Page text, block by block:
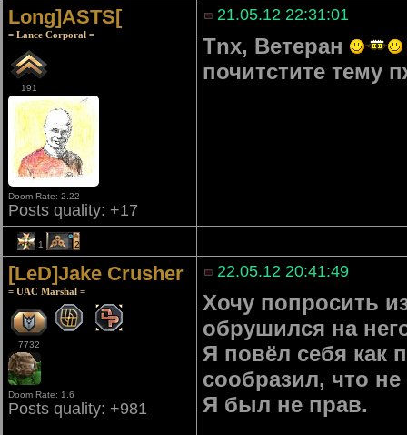
Long]ASTS[
= Lance Corporal =
191
Doom Rate: 2.22
Posts quality: +17
21.05.12 22:31:01
Tnx, Ветеран
почитстите тему
1 2
[LeD]Jake Crusher
= UAC Marshal =
7732
Doom Rate: 1.6
Posts quality: +981
22.05.12 20:41:49
Хочу попросить
обрушился на
Я повёл себя как
сообразил, что
Я был не прав.